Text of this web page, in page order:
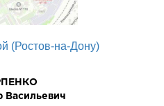
(Ростов-на-Дону)
Васильевич